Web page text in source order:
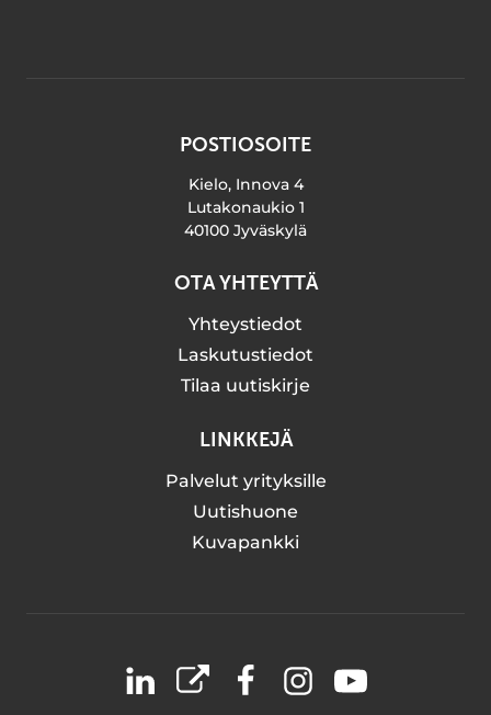
POSTIOSOITE
Kielo, Innova 4
Lutakonaukio 1
40100 Jyväskylä
OTA YHTEYTTÄ
Yhteystiedot
Laskutustiedot
Tilaa uutiskirje
LINKKEJÄ
Palvelut yrityksille
Uutishuone
Kuvapankki
LinkedIn
X FacebookInstagramYouTube